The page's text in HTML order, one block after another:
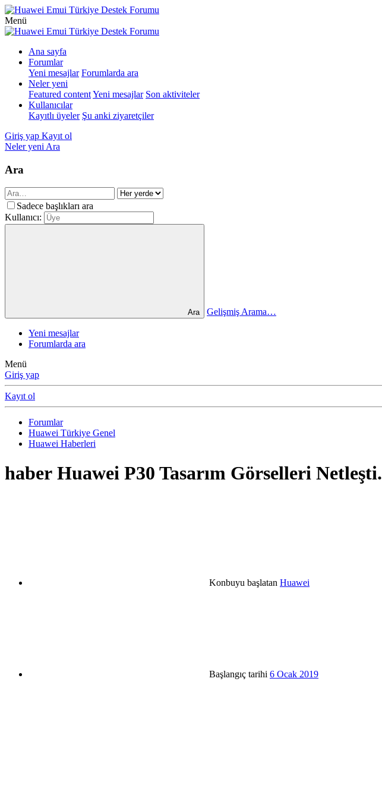
Menü
Ana sayfa
Forumlar
Yeni mesajlar Forumlarda ara
Neler yeni
Featured contentYeni mesajlar Son aktiviteler
Kullanıcılar
Kayıtlı üyeler Şu anki ziyaretçiler
Giriş yap Kayıt ol
Neler yeni Ara
Ara
Sadece başlıkları ara
Kullanıcı:
Ara Gelişmiş Arama…
Yeni mesajlar
Forumlarda ara
Menü
Giriş yap
Kayıt ol
Forumlar
Huawei Türkiye Genel
Huawei Haberleri
haber Huawei P30 Tasarım Görselleri Netleşti.
Konbuyu başlatan Huawei
Başlangıç tarihi 6 Ocak 2019